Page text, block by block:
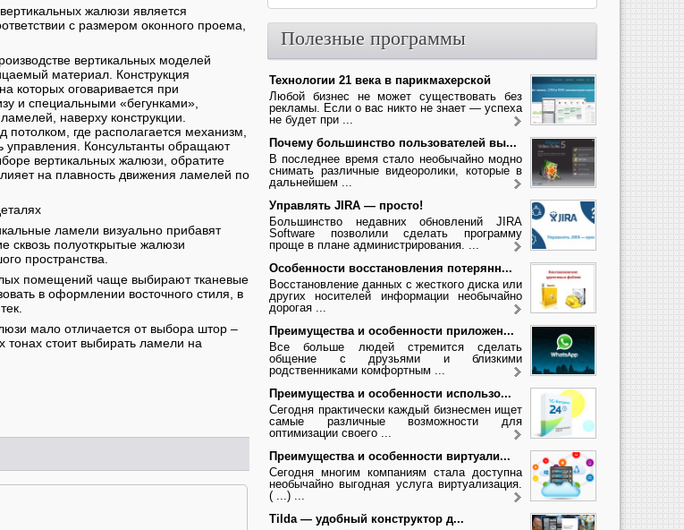
жалюзи является
с размером оконного проема,
вертикальных моделей
материал. Конструкция
которых оговаривается при
и специальными «бегунками»,
наверху конструкции.
где располагается механизм,
Консультанты обращают
вертикальных жалюзи, обратите
на плавность движения ламелей по
ламели визуально прибавят
сквозь полуоткрытые жалюзи
пространства.
помещений чаще выбирают тканевые
в оформлении восточного стиля, в
мало отличается от выбора штор –
стоит выбирать ламели на
Полезные программы
Технологии 21 века в парикмахерской
Любой бизнес не может существовать без
рекламы. Если о вас никто не знает — успеха
не будет при ...
Почему большинство пользователей вы...
В последнее время стало необычайно модно
снимать различные видеоролики, которые в
дальнейшем ...
Управлять JIRA — просто!
Большинство недавних обновлений JIRA
Software позволили сделать программу
проще в плане администрирования. ...
Особенности восстановления потерянн...
Восстановление данных с жесткого диска или
других носителей информации необычайно
дорогая ...
Преимущества и особенности приложен...
Все больше людей стремится сделать
общение с друзьями и близкими
родственниками комфортным ...
Преимущества и особенности использо...
Сегодня практически каждый бизнесмен ищет
самые различные возможности для
оптимизации своего ...
Преимущества и особенности виртуали...
Сегодня многим компаниям стала доступна
необычайно выгодная услуга виртуализация.
( ...) ...
Tilda — удобный конструктор д...